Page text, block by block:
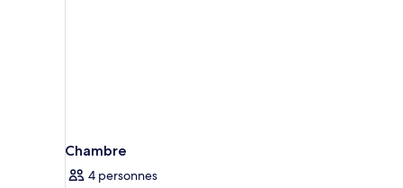
Chambre
4 personnes